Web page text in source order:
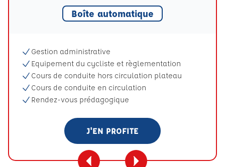
Boîte automatique
Gestion administrative
Equipement du cycliste et règlementation
Cours de conduite hors circulation plateau
Cours de conduite en circulation
Rendez-vous prédagogique
J'EN PROFITE